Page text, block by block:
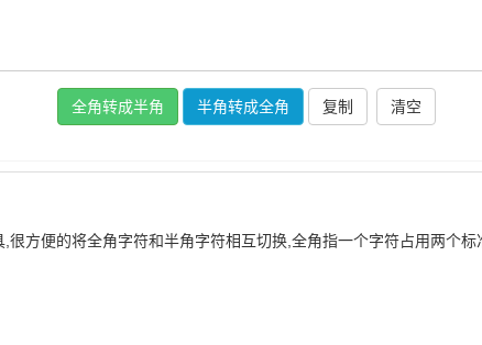
复制
方便的将全角字符和半角字符相互切换,全角指一个字符占用两个